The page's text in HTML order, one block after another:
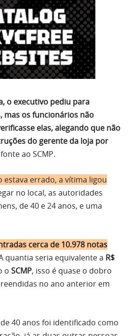
o executivo pediu para
mas os funcionários não
elas, alegando que não
do gerente da loja por
ao SCMP.
estava errado, a vítima ligou
no local, as autoridades
de 40 e 24 anos, e uma
cerca de 10.978 notas
quantia seria equivalente a R$
o SCMP, isso é quase o dobro
no ano anterior em
40 anos foi identificado como